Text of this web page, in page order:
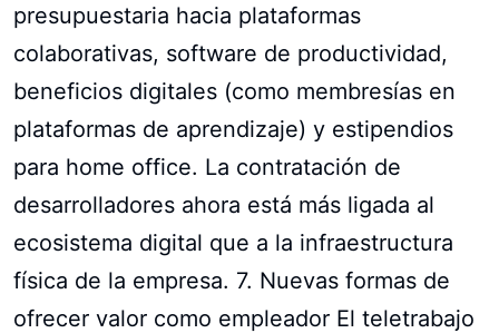
presupuestaria hacia plataformas
colaborativas, software de productividad,
beneficios digitales (como membresías en
plataformas de aprendizaje) y estipendios
para home office. La contratación de
desarrolladores ahora está más ligada al
ecosistema digital que a la infraestructura
física de la empresa. 7. Nuevas formas de
ofrecer valor como empleador El teletrabajo